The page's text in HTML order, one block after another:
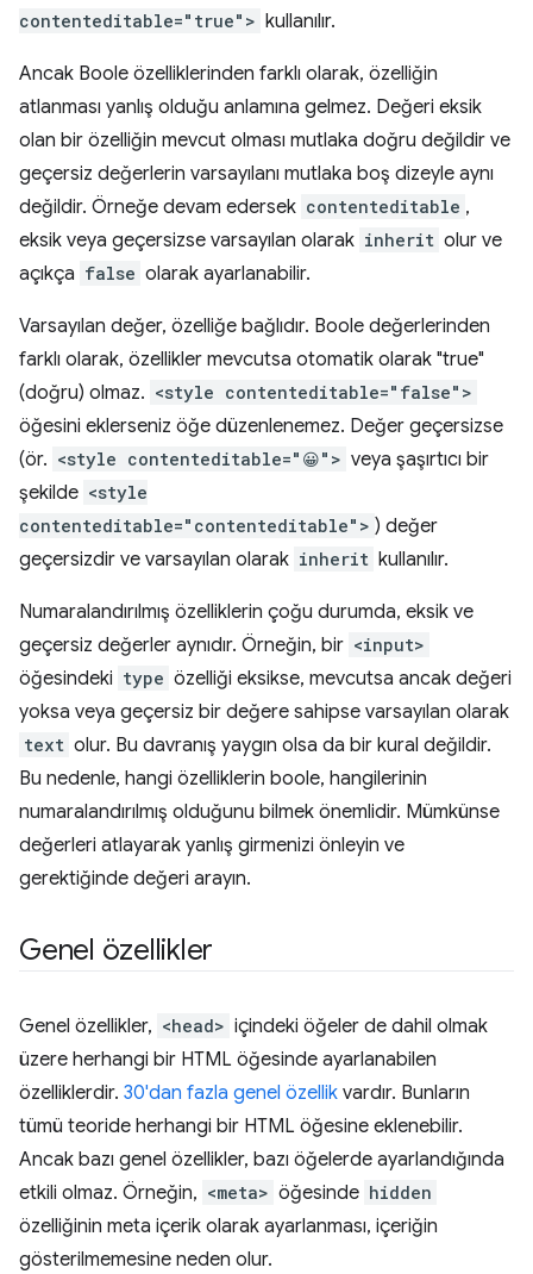
contenteditable="true"> kullanılır.
Ancak Boole özelliklerinden farklı olarak, özelliğin
atlanması yanlış olduğu anlamına gelmez. Değeri eksik
olan bir özelliğin mevcut olması mutlaka doğru değildir ve
geçersiz değerlerin varsayılanı mutlaka boş dizeyle aynı
değildir. Örneğe devam edersek contenteditable ,
eksik veya geçersizse varsayılan olarak inherit olur ve
açıkça false olarak ayarlanabilir.
Varsayılan değer, özelliğe bağlıdır. Boole değerlerinden
farklı olarak, özellikler mevcutsa otomatik olarak "true"
(doğru) olmaz. <style contenteditable="false">
öğesini eklerseniz öğe düzenlenemez. Değer geçersizse
(ör. <style contenteditable="😀"> veya şaşırtıcı bir
şekilde <style
contenteditable="contenteditable"> ) değer
geçersizdir ve varsayılan olarak inherit kullanılır.
Numaralandırılmış özelliklerin çoğu durumda, eksik ve
geçersiz değerler aynıdır. Örneğin, bir <input>
öğesindeki type özelliği eksikse, mevcutsa ancak değeri
yoksa veya geçersiz bir değere sahipse varsayılan olarak
text olur. Bu davranış yaygın olsa da bir kural değildir.
Bu nedenle, hangi özelliklerin boole, hangilerinin
numaralandırılmış olduğunu bilmek önemlidir. Mümkünse
değerleri atlayarak yanlış girmenizi önleyin ve
gerektiğinde değeri arayın.
Genel özellikler
Genel özellikler, <head> içindeki öğeler de dahil olmak
üzere herhangi bir HTML öğesinde ayarlanabilen
özelliklerdir. 30'dan fazla genel özellik vardır. Bunların
tümü teoride herhangi bir HTML öğesine eklenebilir.
Ancak bazı genel özellikler, bazı öğelerde ayarlandığında
etkili olmaz. Örneğin, <meta> öğesinde hidden
özelliğinin meta içerik olarak ayarlanması, içeriğin
gösterilmemesine neden olur.